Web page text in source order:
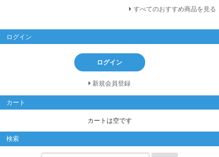
すべてのおすすめ商品を見る
ログイン
ログイン
新規会員登録
カート
カートは空です
検索